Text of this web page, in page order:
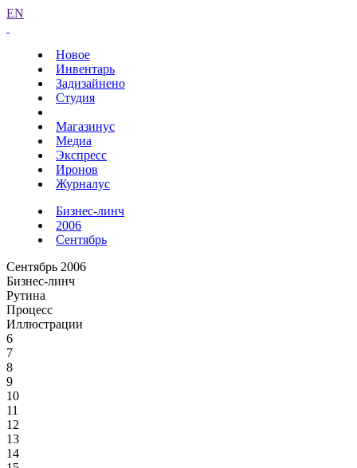
EN
Новое
Инвентарь
Задизайнено
Студия
Магазинус
Медиа
Экспресс
Иронов
Журналус
Бизнес-линч
2006
Сентябрь
Сентябрь 2006
Бизнес-линч
Рутина
Процесс
Иллюстрации
6
7
8
9
10
11
12
13
14